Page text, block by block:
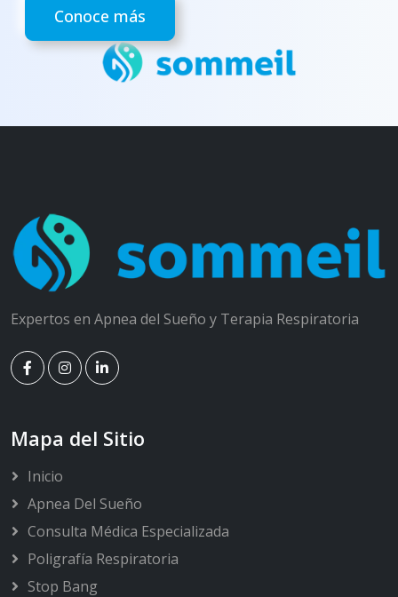
Conoce más
Expertos en Apnea del Sueño y Terapia Respiratoria
Mapa del Sitio
Inicio
Apnea Del Sueño
Consulta Médica Especializada
Poligrafía Respiratoria
Stop Bang